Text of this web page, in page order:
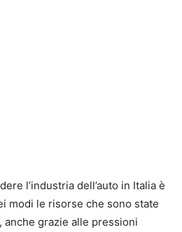
l’industria dell’auto in Italia è
modi le risorse che sono state
anche grazie alle pressioni